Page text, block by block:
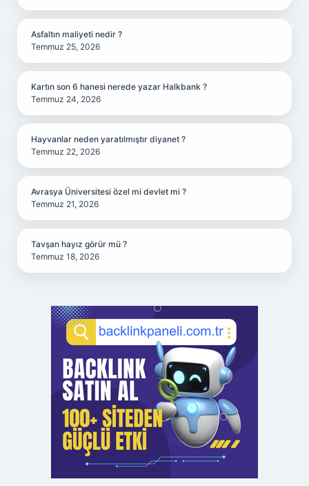
Asfaltın maliyeti nedir ?
Temmuz 25, 2026
Kartın son 6 hanesi nerede yazar Halkbank ?
Temmuz 24, 2026
Hayvanlar neden yaratılmıştır diyanet ?
Temmuz 22, 2026
Avrasya Üniversitesi özel mi devlet mi ?
Temmuz 21, 2026
Tavşan hayız görür mü ?
Temmuz 18, 2026